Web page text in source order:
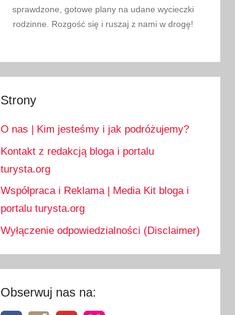
sprawdzone, gotowe plany na udane wycieczki
rodzinne. Rozgość się i ruszaj z nami w drogę!
Strony
O nas | Kim jesteśmy i jak podróżujemy?
Kontakt z redakcją bloga i portalu
turysta.org
Współpraca i Reklama | Media Kit bloga i
portalu turysta.org
Wyłączenie odpowiedzialności (Disclaimer)
Obserwuj nas na: